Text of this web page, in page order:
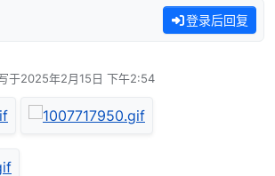
登录后回复
于2025年2月15日 下午2:54
后由 编辑